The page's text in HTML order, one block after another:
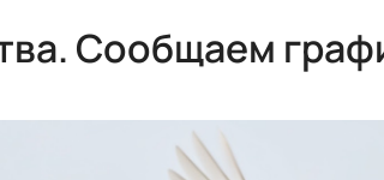
Сообщаем